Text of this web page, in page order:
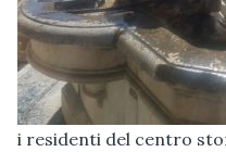
i residenti del centro